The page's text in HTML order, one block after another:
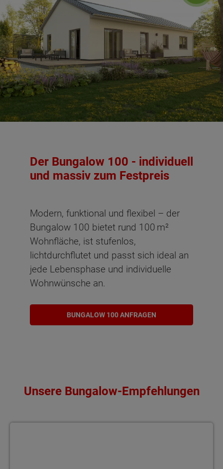
Der Bungalow 100 - individuell
und massiv zum Festpreis
Modern, funktional und flexibel – der
Bungalow 100 bietet rund 100 m²
Wohnfläche, ist stufenlos,
lichtdurchflutet und passt sich ideal an
jede Lebensphase und individuelle
Wohnwünsche an.
BUNGALOW 100 ANFRAGEN
Unsere Bungalow-Empfehlungen